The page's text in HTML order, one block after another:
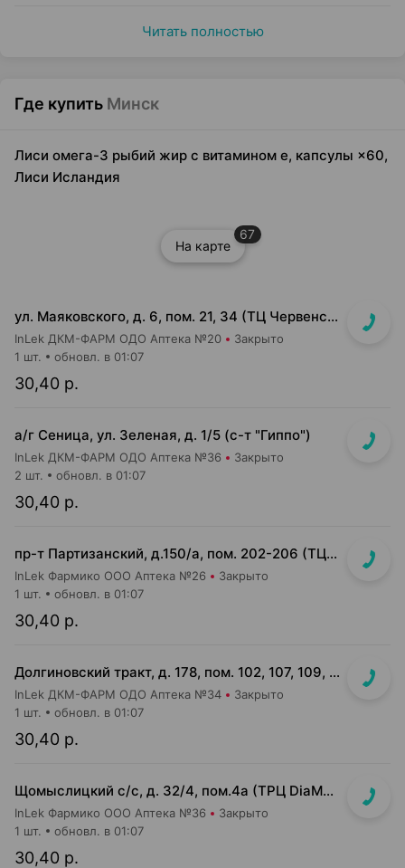
Читать полностью
Где купить Минск
Лиси омега-3 рыбий жир с витамином е, капсулы ×60,
Лиси Исландия
На карте
67
ул. Маяковского, д. 6, пом. 21, 34 (ТЦ Червенский, 1 этаж)
InLek ДКМ-ФАРМ ОДО Аптека №20 Закрыто
30,40 р.
1 шт. обновл. в 01:07
а/г Сеница, ул. Зеленая, д. 1/5 (с-т "Гиппо")
InLek ДКМ-ФАРМ ОДО Аптека №36 Закрыто
30,40 р.
2 шт. обновл. в 01:07
пр-т Партизанский, д.150/а, пом. 202-206 (ТЦ "Момо")
InLek Фармико ООО Аптека №26 Закрыто
30,40 р.
1 шт. обновл. в 01:07
Долгиновский тракт, д. 178, пом. 102, 107, 109, 112, 114 (ТЦ "ALL")
InLek ДКМ-ФАРМ ОДО Аптека №34 Закрыто
30,40 р.
1 шт. обновл. в 01:07
Щомыслицкий с/с, д. 32/4, пом.4а (ТРЦ DiaMond city, вход напротив магазина Маяк)
InLek Фармико ООО Аптека №36 Закрыто
30,40 р.
1 шт. обновл. в 01:07